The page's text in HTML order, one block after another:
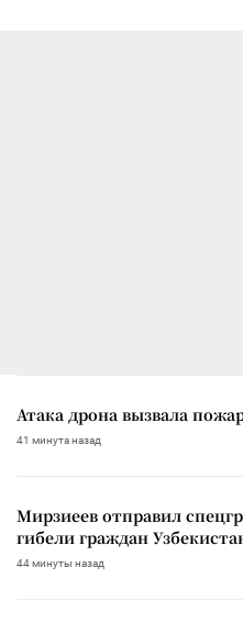
Атака дрона вызвала
41 минута назад
Мирзиеев отправил
гибели граждан
44 минуты назад